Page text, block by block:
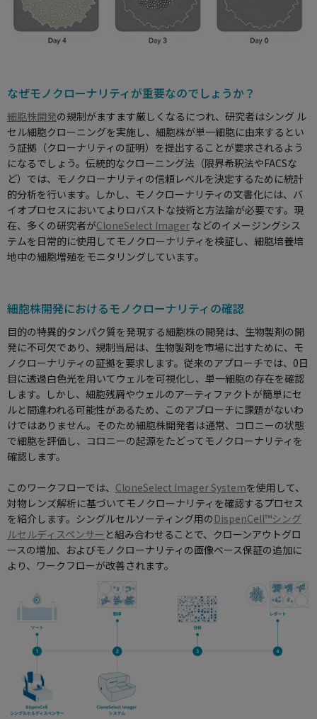
なぜモノクローナリティが重要なのでしょうか？
細胞株開発の規制がますます厳しくなるにつれ、研究者はシング ル
セル細胞クローニングを実施し、細胞株が単一細胞に由来するとい
う証拠（クローナリティの証明）を提出することが要求されるよう
になるでしょう。伝統的なクローニング法（限界希釈法やFACSな
ど）では、モノクローナリティの信頼レベルを決定するために統計
的分析を行います。しかし、モノクローナリティの文書化には、バ
イオプロセスにおいてよりロバストな技術と方法論が必要です。現
在、多くの研究者がCloneSelect Imager などのイメージングシス
テムを日常的に使用してモノクローナリティを検証し、細胞培養培
地中の細胞増殖をモニタリングしています。
細胞株開発におけるモノクローナリティの確認
目的の特異的タンパク質を発現する細胞株の開発は、生物製剤の開
発に不可欠であり、規制当局は、生物製剤を市場に出すために、モ
ノクローナリティの証拠を要求します。従来のアプローチでは、0日
目に透過白色光を用いてウェルを可視化し、単一細胞の存在を確認
します。しかし、細胞残屑やウェルのアーティファクトが簡単にセ
ルと間違われる可能性があるため、このアプローチに課題がないわ
けではありません。そのため細胞株開発者は通常、コロニーの状態
で細胞を評価し、コロニーの起源をたどって モノクローナリティ を
確認します。
このワークフローでは、 CloneSelect Imager Systemを使用して、
対物レンズ解析に基づいて モノクローナリティ を確認するプロセス
を紹介します。シングルセルソーティング用の DispenCell™シング
ルセルディスペンサー と組み合わせることで、クローンアウトグロ
ースの増加、およびモノクローナリティ の画像ベース保証の追加に
より、ワークフローが改善されます。